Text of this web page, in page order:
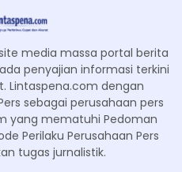
media massa portal berita
penyajian informasi terkini
Lintaspena.com dengan
sebagai perusahaan pers
yang mematuhi Pedoman
Perilaku Perusahaan Pers
tugas jurnalistik.